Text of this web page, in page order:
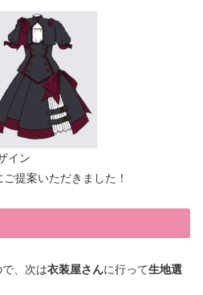
イン
提案いただきました！
、次は衣装屋さんに行って生地選